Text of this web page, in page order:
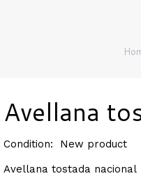
Avellana
Condition:
New product
Avellana tostada nacional